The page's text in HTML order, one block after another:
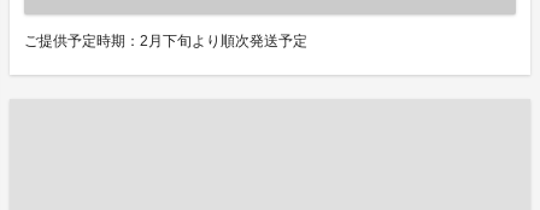
ご提供予定時期：2月下旬より順次発送予定